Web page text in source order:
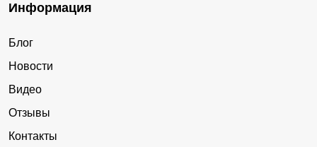
Информация
Блог
Новости
Видео
Отзывы
Контакты